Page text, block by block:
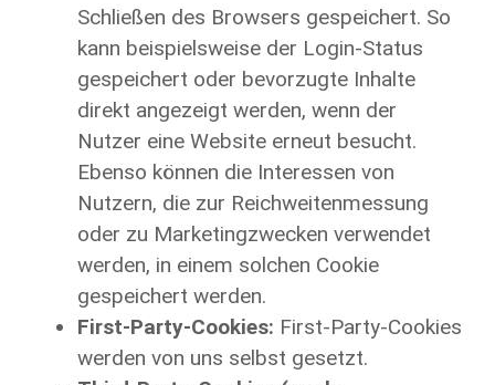
Schließen des Browsers gespeichert. So
kann beispielsweise der Login-Status
gespeichert oder bevorzugte Inhalte
direkt angezeigt werden, wenn der
Nutzer eine Website erneut besucht.
Ebenso können die Interessen von
Nutzern, die zur Reichweitenmessung
oder zu Marketingzwecken verwendet
werden, in einem solchen Cookie
gespeichert werden.
First-Party-Cookies: First-Party-Cookies
werden von uns selbst gesetzt.